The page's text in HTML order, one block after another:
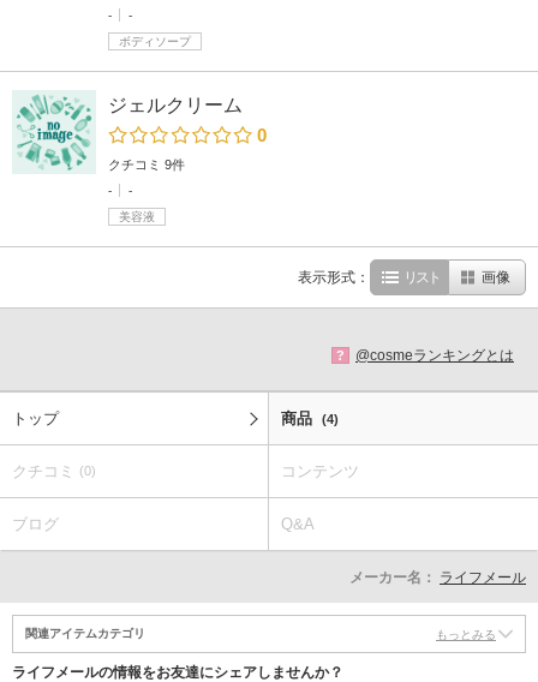
-
-
ボディソープ
ジェルクリーム
0
クチコミ 9件
-
-
美容液
表示形式： リスト 画像
? @cosmeランキングとは
トップ 商品 (4)
クチコミ (0) コンテンツ
ブログ Q&A
メーカー名： ライフメール
関連アイテムカテゴリ もっとみる
ライフメールの情報をお友達にシェアしませんか？